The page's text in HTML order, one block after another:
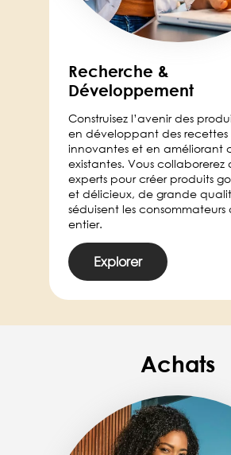
Recherche &
Développement
Construisez l’avenir des
en développant des recettes
innovantes et en améliorant
existantes. Vous collaborerez
experts pour créer produits
et délicieux, de grande
séduisent les
entier.
Explorer
Achats